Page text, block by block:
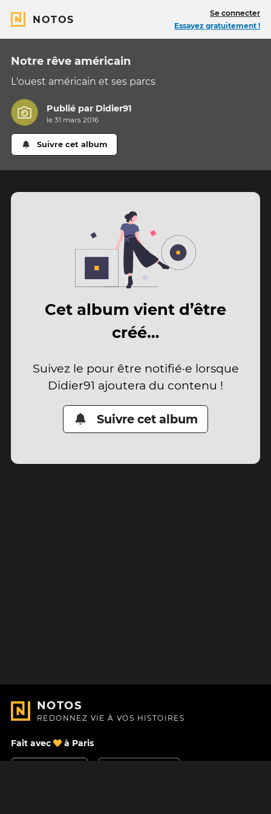
NOTOS
Se connecter
Essayez gratuitement !
Notre rêve américain
L'ouest américain et ses parcs
Publié par Didier91
le 31 mars 2016
Suivre cet album
Cet album vient d’être
créé…
Suivez le pour être notifié·e lorsque
Didier91 ajoutera du contenu !
Suivre cet album
NOTOS
REDONNEZ VIE À VOS HISTOIRES
Fait avec à Paris